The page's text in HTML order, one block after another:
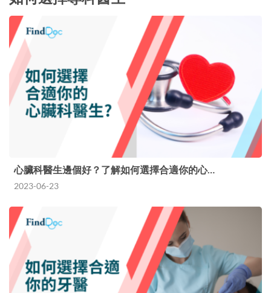
心臟科醫生邊個好？了解如何選擇合適你的心…
2023-06-23